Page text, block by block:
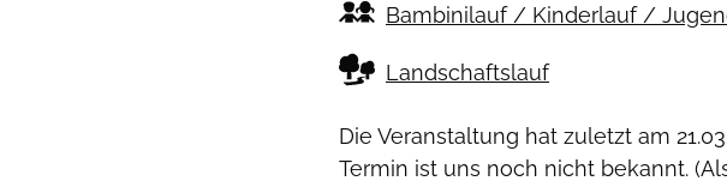
Bambinilauf / Kinderlauf /
Landschaftslauf
Die Veranstaltung hat zuletzt am
Termin ist uns noch nicht bekannt.